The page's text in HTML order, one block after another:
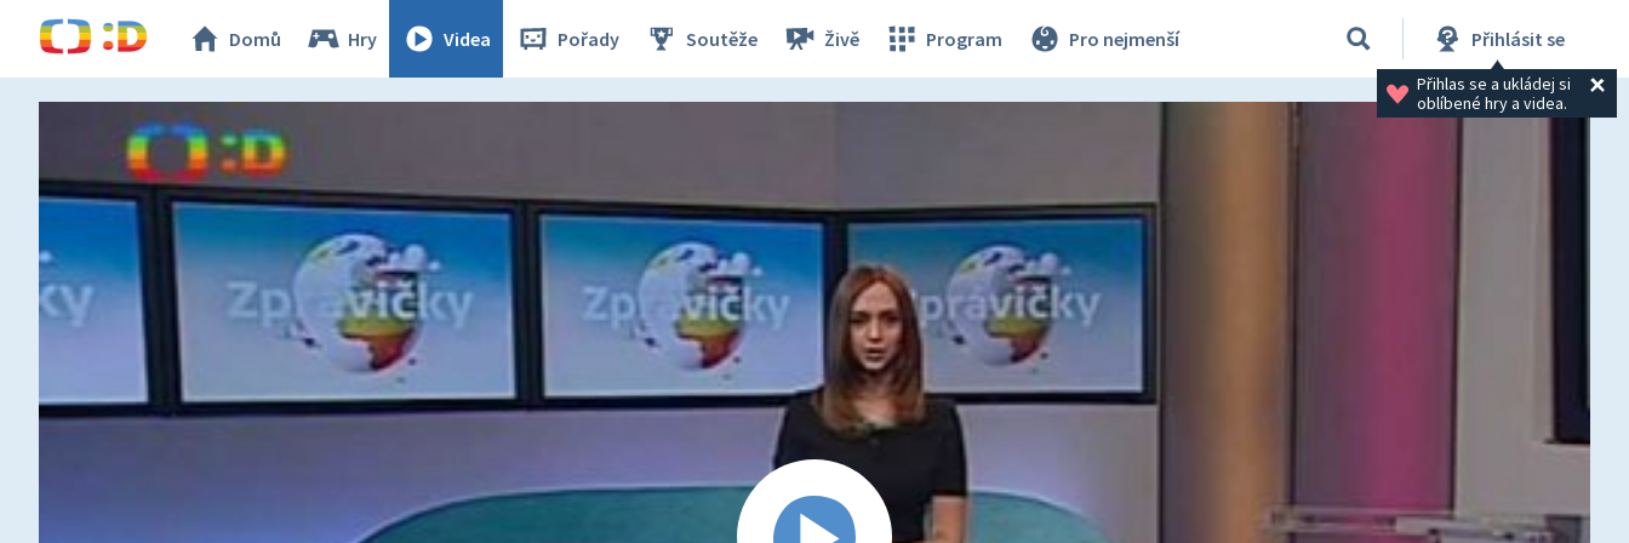
Domů Hry Videa Pořady Soutěže Živě Program Pro nejmenší Přihlásit se
Přihlas se a ukládej si
oblíbené hry a videa.